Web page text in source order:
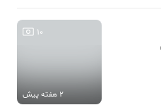
10
2 هفته پیش